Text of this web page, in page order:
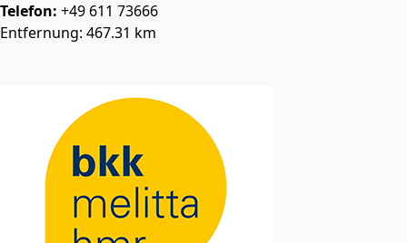
Telefon: +49 611 73666
Entfernung: 467.31 km